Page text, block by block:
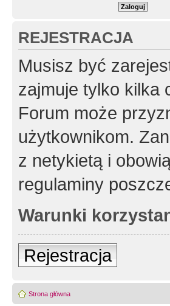
REJESTRACJA
Musisz być
zajmuje tylko kilka
Forum może
użytkownikom.
z netykietą i
regulaminy
Warunki
Rejestracja
Strona główna